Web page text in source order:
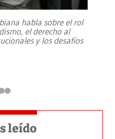
habla sobre el rol
el derecho al
y los desafíos
leído